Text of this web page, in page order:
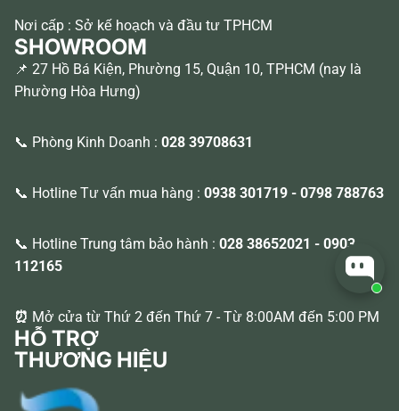
Nơi cấp : Sở kế hoạch và đầu tư TPHCM
SHOWROOM
📌 27 Hồ Bá Kiện, Phường 15, Quận 10, TPHCM (nay là
Phường Hòa Hưng)
📞 Phòng Kinh Doanh : 028 39708631
📞 Hotline Tư vấn mua hàng : 0938 301719 - 0798 788763
📞 Hotline Trung tâm bảo hành : 028 38652021 - 0903
112165
⏰ Mở cửa từ Thứ 2 đến Thứ 7 - Từ 8:00AM đến 5:00 PM
HỖ TRỢ
THƯƠNG HIỆU